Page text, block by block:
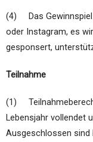
(4) Das Gewinnspiel
oder Instagram, es
gesponsert,
Teilnahme
(1)
Lebensjahr vollendet
Ausgeschlossen sind